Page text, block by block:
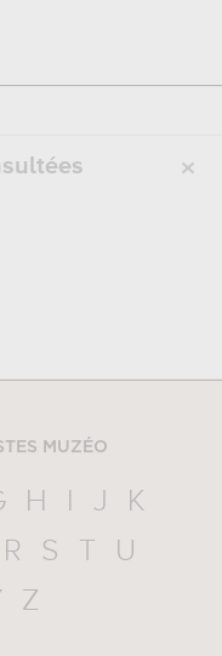
MUZÉO
H I J
K
R S T
U
Z